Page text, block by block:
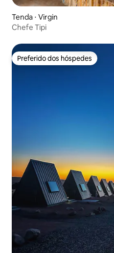
Tenda ⋅ Virgin
Chefe Tipi
Preferido dos hóspedes
Preferido dos hóspedes